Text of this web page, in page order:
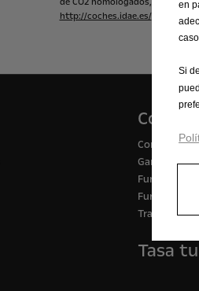
http://coches.idae.es/
Gama de
Furgón para
Furgón para
Tasa
en
Si